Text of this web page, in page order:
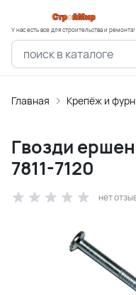
У нас есть все для строительства и ремонта!
Главная Крепёж и
Гвозди
7811-7120
нет